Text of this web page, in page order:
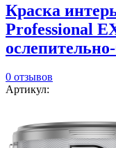
Краска
Professional
0 отзывов
Артикул: